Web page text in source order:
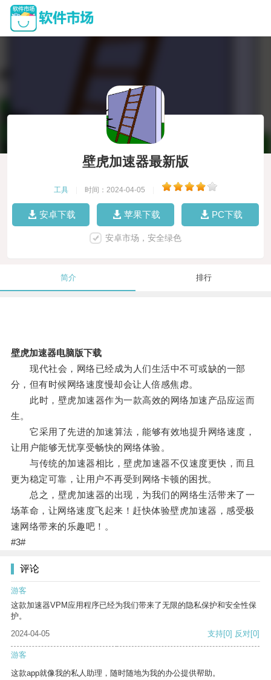
壁虎加速器最新版
工具 时间：2024-04-05
安卓下载 苹果下载 PC下载
安卓市场，安全绿色
简介 排行
壁虎加速器电脑版下载
现代社会，网络已经成为人们生活中不可或缺的一部
分，但有时候网络速度慢却会让人倍感焦虑。
此时，壁虎加速器作为一款高效的网络加速产品应运而
生。
它采用了先进的加速算法，能够有效地提升网络速度，
让用户能够无忧享受畅快的网络体验。
与传统的加速器相比，壁虎加速器不仅速度更快，而且
更为稳定可靠，让用户不再受到网络卡顿的困扰。
总之，壁虎加速器的出现，为我们的网络生活带来了一
场革命，让网络速度飞起来！赶快体验壁虎加速器，感受极
速网络带来的乐趣吧！。
#3#
评论
游客
这款加速器VPM应用程序已经为我们带来了无限的隐私保护和安全性保
护。
2024-04-05
支持[0] 反对[0]
游客
这款app就像我的私人助理，随时随地为我的办公提供帮助。